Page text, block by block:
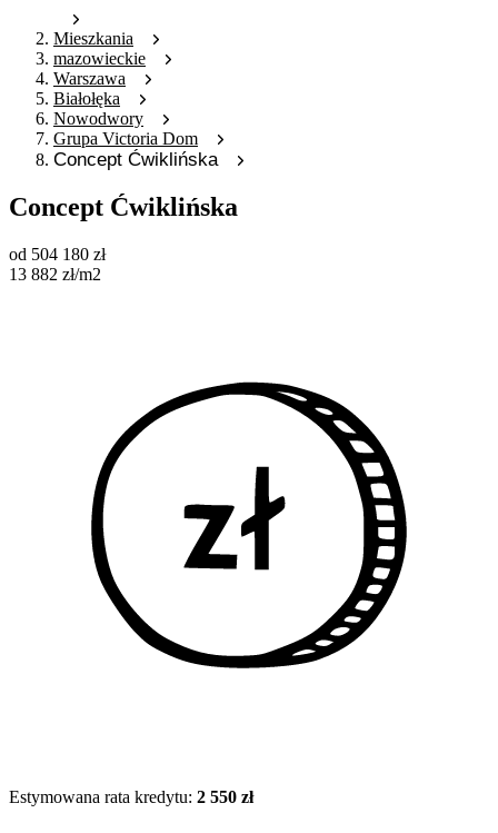
Mieszkania
mazowieckie
Warszawa
Białołęka
Nowodwory
Grupa Victoria Dom
Concept Ćwiklińska
Concept Ćwiklińska
od 504 180 zł
13 882 zł/m2
Estymowana rata kredytu: 2 550 zł